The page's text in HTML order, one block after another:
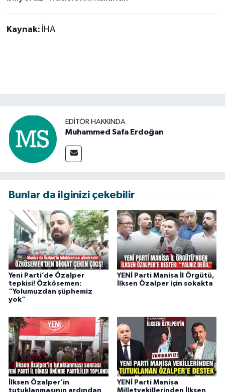
Kaynak: İHA
EDITÖR HAKKINDA
Muhammed Safa Erdoğan
Bunlar da ilginizi çekebilir
Yeni Parti’de Özalper
tepkisi! Özkösemen:
“Yolumuzdan şüphemiz
yok”
YENİ Parti Manisa İl Örgütü,
İlksen Özalper için sokakta
İlksen Özalper’in
tutuklanmasının ardından
YENİ Parti Manisa
Milletvekillerinden İlksen